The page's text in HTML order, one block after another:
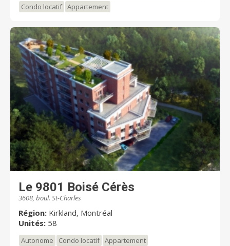
Condo locatif Appartement
Le 9801 Boisé Cérès
3608, boul. St-Charles
Région: Kirkland, Montréal
Unités: 58
Autonome Condo locatif Appartement